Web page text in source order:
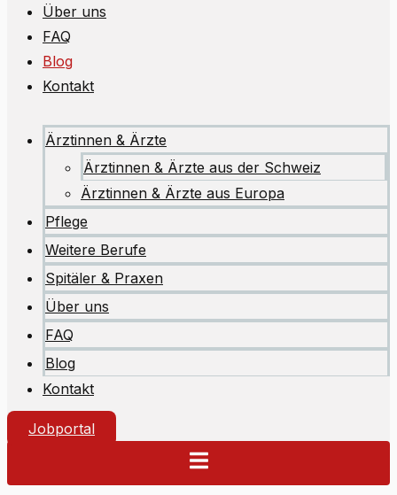
Über uns
FAQ
Blog
Kontakt
Ärztinnen & Ärzte
Ärztinnen & Ärzte aus der Schweiz
Ärztinnen & Ärzte aus Europa
Pflege
Weitere Berufe
Spitäler & Praxen
Über uns
FAQ
Blog
Kontakt
Jobportal